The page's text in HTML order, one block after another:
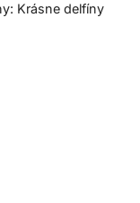
Krásne delfíny